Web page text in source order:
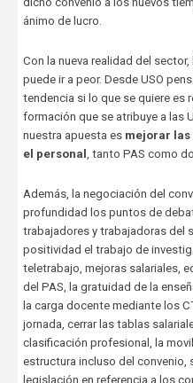
ánimo de lucro.
Con la nueva realidad del
puede ir a peor. Desde USO
tendencia si lo que se quiere es
formación que se atribuye a las
nuestra apuesta es mejorar las
el personal , tanto PAS como
Además, la negociación del
profundidad los puntos de
trabajadores y trabajadoras del
positividad el trabajo de
teletrabajo, mejoras salariales,
del PAS, la gratuidad de la
la carga docente mediante los
jornada, cerrar las tablas
clasificación profesional, la
estructura incluso del convenio,
legislación en referencia a los